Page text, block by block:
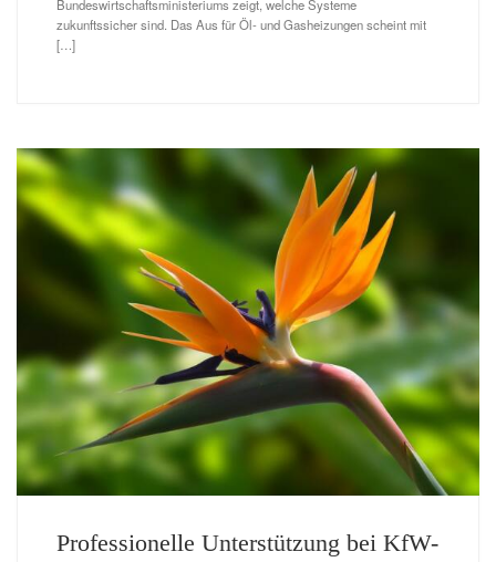
Bundeswirtschaftsministeriums zeigt, welche Systeme
zukunftssicher sind. Das Aus für Öl- und Gasheizungen scheint mit
[…]
Professionelle Unterstützung bei KfW-